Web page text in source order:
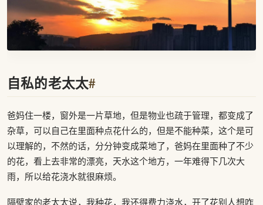
自私的老太太#
爸妈住一楼，窗外是一片草地，但是物业也疏于管理，都变成了
杂草，可以自己在里面种点花什么的，但是不能种菜，这个是可
以理解的，不然的话，分分钟变成菜地了，爸妈在里面种了不少
的花，看上去非常的漂亮，天水这个地方，一年难得下几次大
雨，所以给花浇水就很麻烦。
隔壁家的老太太说，我种花，我还得费力浇水，开了花别人想咋